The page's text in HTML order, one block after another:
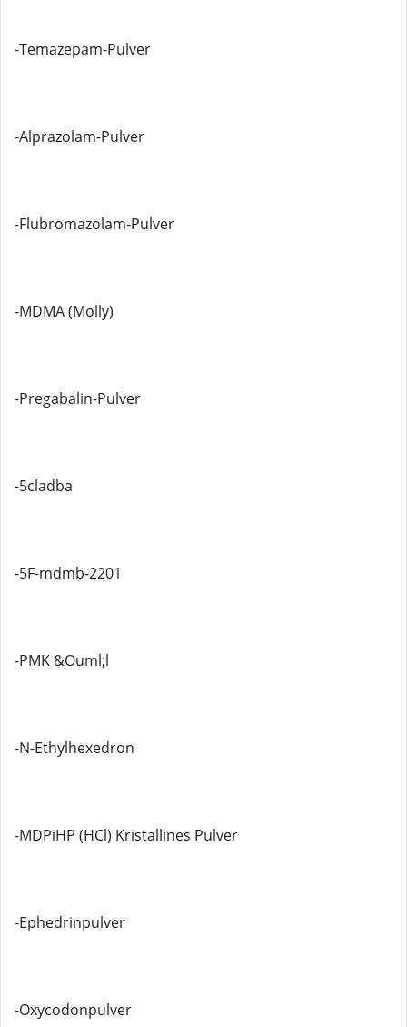
-Temazepam-Pulver
-Alprazolam-Pulver
-Flubromazolam-Pulver
-MDMA (Molly)
-Pregabalin-Pulver
-5cladba
-5F-mdmb-2201
-PMK &Ouml;l
-N-Ethylhexedron
-MDPiHP (HCl) Kristallines Pulver
-Ephedrinpulver
-Oxycodonpulver